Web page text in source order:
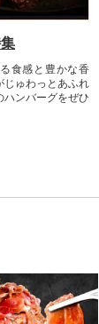
食感と豊かな香
じゅわっとあふれ
ハンバーグをぜひ